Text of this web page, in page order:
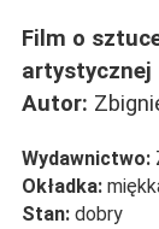
Film o
artystycznej
Autor:
Wydawnictwo:
Okładka:
Stan: dobry